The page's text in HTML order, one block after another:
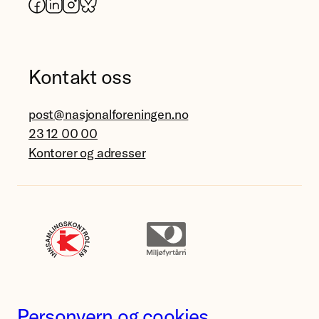
Kontakt oss
post@nasjonalforeningen.no
23 12 00 00
Kontorer og adresser